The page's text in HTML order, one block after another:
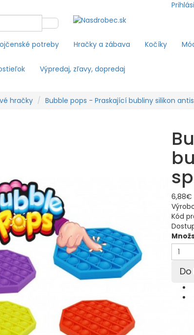
potreby Hračky a zábava Kočíky
Výpredaj, zľavy, dopredaj
hračky Bubble pops - Praskající bubliny silikon
6,88€
Kód